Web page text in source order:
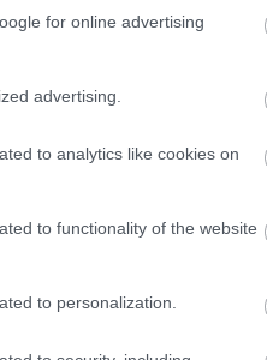
for online advertising
advertising.
to analytics like cookies on
to functionality of the website
to personalization.
úspechu je
Aplikácia
psieho alebo
domácim